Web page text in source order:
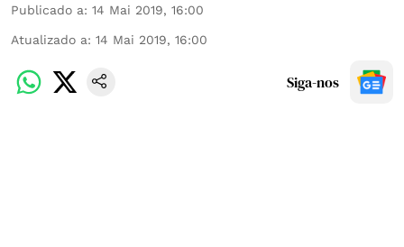
Publicado a: 14 Mai 2019, 16:00
Atualizado a: 14 Mai 2019, 16:00
Siga-nos